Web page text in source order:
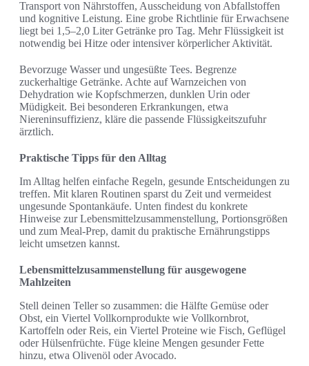
Transport von Nährstoffen, Ausscheidung von Abfallstoffen
und kognitive Leistung. Eine grobe Richtlinie für Erwachsene
liegt bei 1,5–2,0 Liter Getränke pro Tag. Mehr Flüssigkeit ist
notwendig bei Hitze oder intensiver körperlicher Aktivität.
Bevorzuge Wasser und ungesüßte Tees. Begrenze
zuckerhaltige Getränke. Achte auf Warnzeichen von
Dehydration wie Kopfschmerzen, dunklen Urin oder
Müdigkeit. Bei besonderen Erkrankungen, etwa
Niereninsuffizienz, kläre die passende Flüssigkeitszufuhr
ärztlich.
Praktische Tipps für den Alltag
Im Alltag helfen einfache Regeln, gesunde Entscheidungen zu
treffen. Mit klaren Routinen sparst du Zeit und vermeidest
ungesunde Spontankäufe. Unten findest du konkrete
Hinweise zur Lebensmittelzusammenstellung, Portionsgrößen
und zum Meal-Prep, damit du praktische Ernährungstipps
leicht umsetzen kannst.
Lebensmittelzusammenstellung für ausgewogene
Mahlzeiten
Stell deinen Teller so zusammen: die Hälfte Gemüse oder
Obst, ein Viertel Vollkornprodukte wie Vollkornbrot,
Kartoffeln oder Reis, ein Viertel Proteine wie Fisch, Geflügel
oder Hülsenfrüchte. Füge kleine Mengen gesunder Fette
hinzu, etwa Olivenöl oder Avocado.